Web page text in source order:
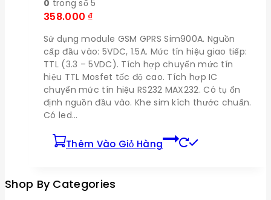
0 trong số 5
358.000 ₫
Sử dụng module GSM GPRS Sim900A. Nguồn
cấp đầu vào: 5VDC, 1.5A. Mức tín hiệu giao tiếp:
TTL (3.3 – ­5VDC). Tích hợp chuyển mức tín
hiệu TTL Mosfet tốc độ cao. Tích hợp IC
chuyển mức tín hiệu RS232 MAX232. Có tụ ổn
định nguồn đầu vào. Khe sim kích thước chuẩn.
Có led…
Thêm Vào Giỏ Hàng
Shop By Categories